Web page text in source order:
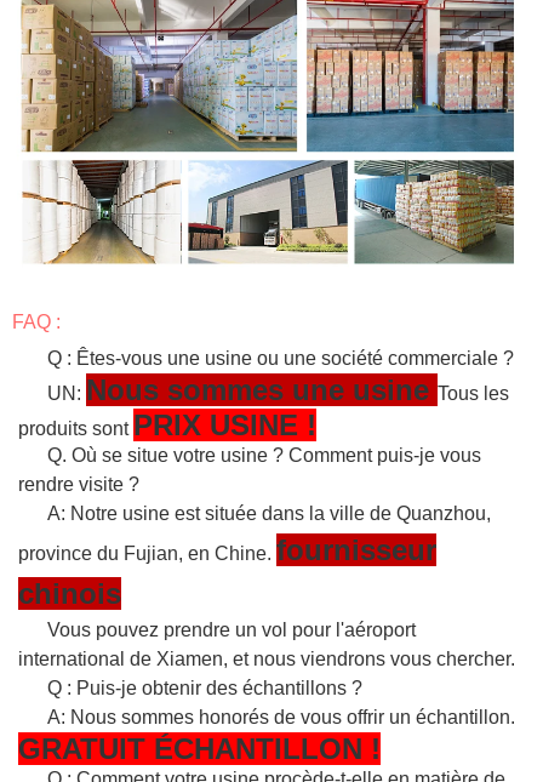
FAQ :
Q : Êtes-vous une usine ou une société commerciale ?
UN: Nous sommes une usine Tous les
produits sont PRIX USINE !
Q. Où se situe votre usine ? Comment puis-je vous
rendre visite ?
A: Notre usine est située dans la ville de Quanzhou,
province du Fujian, en Chine. fournisseur
chinois
Vous pouvez prendre un vol pour l'aéroport
international de Xiamen, et nous viendrons vous chercher.
Q : Puis-je obtenir des échantillons ?
A: Nous sommes honorés de vous offrir un échantillon.
GRATUIT ÉCHANTILLON !